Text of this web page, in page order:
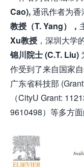
Cao),通讯作者为
教授（T. Yang），
Xu教授 ，深圳大学
锦川院士(C.T. Liu)
作受到了来自国家
广东省科技部
（CityU Grant:
9610498）等多方面